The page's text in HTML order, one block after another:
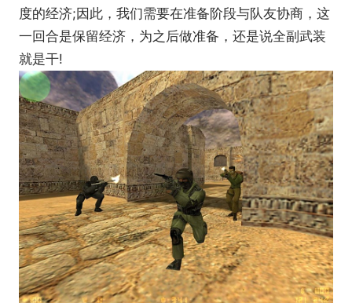
度的经济;因此，我们需要在准备阶段与队友协商，这
一回合是保留经济，为之后做准备，还是说全副武装
就是干!